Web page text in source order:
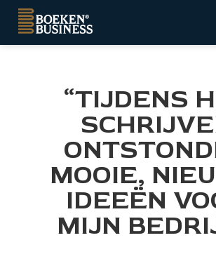
“TIJDENS
MOOIE,
IDEEËN
MIJN